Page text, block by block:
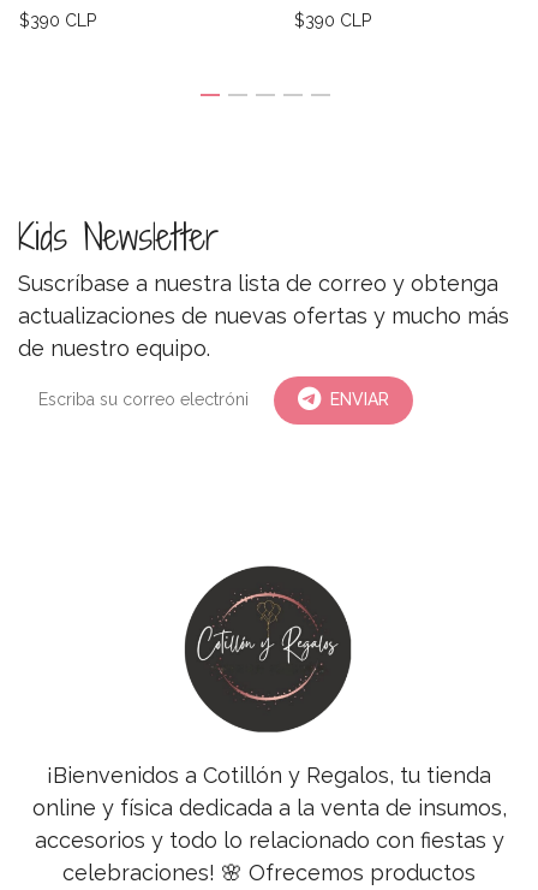
$390 CLP $390 CLP
Kids Newsletter
Suscríbase a nuestra lista de correo y obtenga
actualizaciones de nuevas ofertas y mucho más
de nuestro equipo.
ENVIAR
¡Bienvenidos a Cotillón y Regalos, tu tienda
online y física dedicada a la venta de insumos,
accesorios y todo lo relacionado con fiestas y
celebraciones! 🌸 Ofrecemos productos